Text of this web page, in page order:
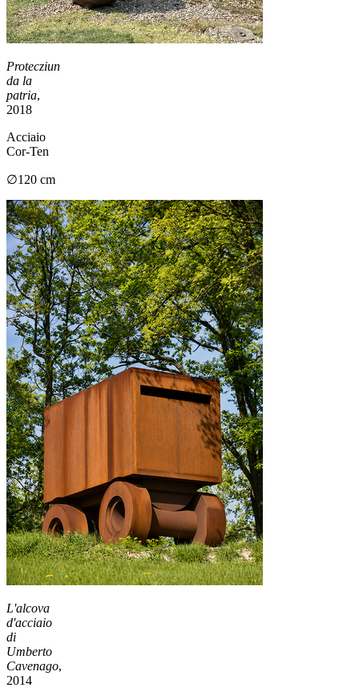
Protecziun
da la
patria,
2018
Acciaio
Cor-Ten
∅120 cm
L'alcova
d'acciaio
di
Umberto
Cavenago,
2014